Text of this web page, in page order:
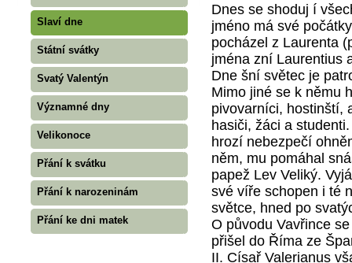
Slaví dne
Státní svátky
Svatý Valentýn
Významné dny
Velikonoce
Přání k svátku
Přání k narozeninám
Přání ke dni matek
Dnes se shoduj í
jméno má své
pocházel z Laurenta
jména zní Laurentius
Dne šní světec je
Mimo jiné se k němu
pivovarníci, hostinští,
hasiči, žáci a
hrozí nebezpečí
něm, mu pomáhal
papež Lev Veliký.
své víře schopen i té
světce, hned po
O původu Vavřince
přišel do Říma ze
II. Císař Valerianus